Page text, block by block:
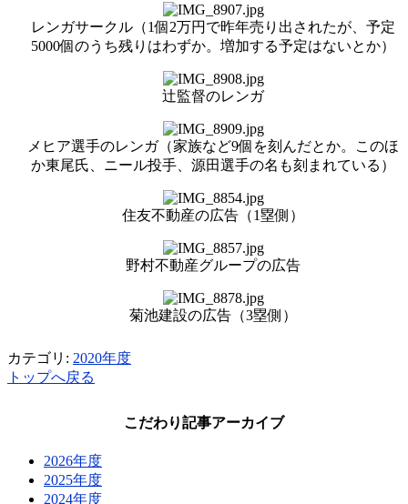
レンガサークル（1個2万円で昨年売り出されたが、予定
5000個のうち残りはわずか。増加する予定はないとか）
辻監督のレンガ
メヒア選手のレンガ（家族など9個を刻んだとか。このほ
か東尾氏、ニール投手、源田選手の名も刻まれている）
住友不動産の広告（1塁側）
野村不動産グループの広告
菊池建設の広告（3塁側）
カテゴリ: 2020年度
トップへ戻る
こだわり記事アーカイブ
2026年度
2025年度
2024年度